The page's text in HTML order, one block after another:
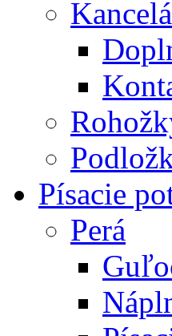
Písacie
Perá